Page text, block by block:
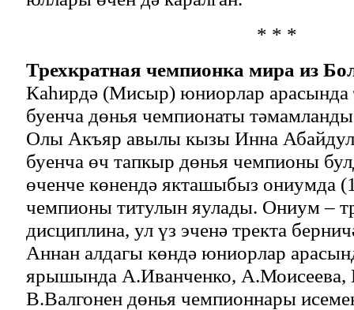
* * *
Трехкратная чемпионка мира из
Каһирдә (Мисыр) юниорлар арасында
буенча дөнья чемпионаты
Олы Акъяр авылы кызы Инна
буенча өч тапкыр дөнья чемпионы
өченче көнендә якташыбыз ониумда
чемпионы титулын яулады. Ониум –
дисциплина, ул үз эченә тректа
Аннан алдагы көндә юниорлар
ярышында А.Иванченко, А.Моисеева,
В.Валгонен дөнья чемпионнары